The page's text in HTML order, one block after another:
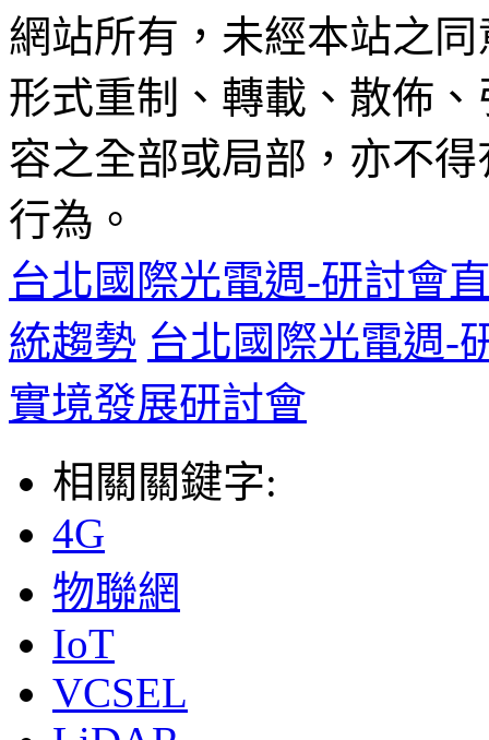
網站所有，未經本站之
形式重制、轉載、散佈
容之全部或局部，亦不
行為。
台北國際光電週-研討會
統趨勢 台北國際光電週-
實境發展研討會
相關關鍵字:
4G
物聯網
IoT
VCSEL